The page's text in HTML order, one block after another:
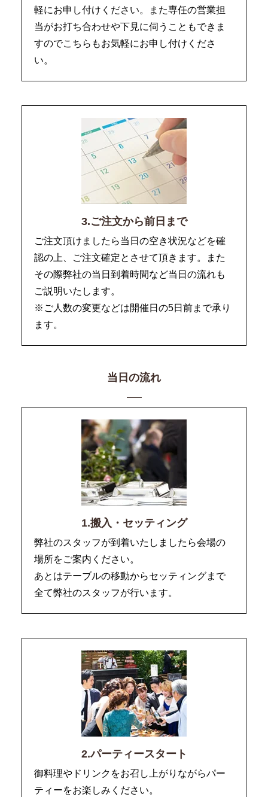
軽にお申し付けください。また専任の営業担
当がお打ち合わせや下見に伺うこともできま
すのでこちらもお気軽にお申し付けくださ
い。
3.ご注文から前日まで
ご注文頂けましたら当日の空き状況などを確
認の上、ご注文確定とさせて頂きます。また
その際弊社の当日到着時間など当日の流れも
ご説明いたします。
※ご人数の変更などは開催日の5日前まで承り
ます。
当日の流れ
1.搬入・セッティング
弊社のスタッフが到着いたしましたら会場の
場所をご案内ください。
あとはテーブルの移動からセッティングまで
全て弊社のスタッフが行います。
2.パーティースタート
御料理やドリンクをお召し上がりながらパー
ティーをお楽しみください。